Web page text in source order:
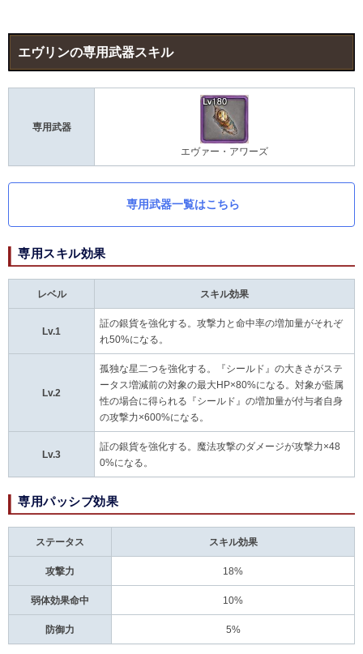
エヴリンの専用武器スキル
専用武器
エヴァー・アワーズ
専用武器一覧はこちら
専用スキル効果
レベル スキル効果
Lv.1
証の銀貨を強化する。攻撃力と命中率の増加量がそれぞ
れ50%になる。
Lv.2
孤独な星二つを強化する。『シールド』の大きさがステ
ータス増減前の対象の最大HP×80%になる。対象が藍属
性の場合に得られる『シールド』の増加量が付与者自身
の攻撃力×600%になる。
Lv.3
証の銀貨を強化する。魔法攻撃のダメージが攻撃力×48
0%になる。
専用パッシブ効果
ステータス スキル効果
攻撃力 18%
弱体効果命中 10%
防御力 5%